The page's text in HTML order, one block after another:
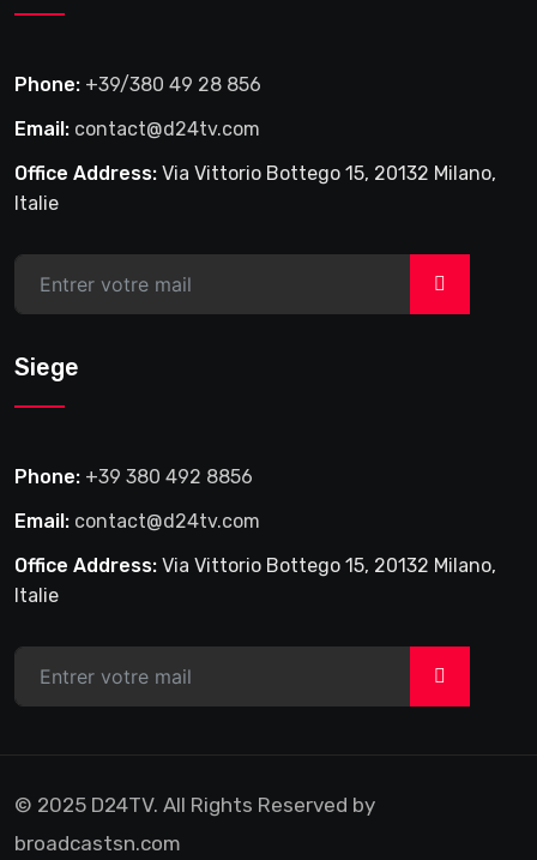
Phone: +39/380 49 28 856
Email: contact@d24tv.com
Office Address: Via Vittorio Bottego 15, 20132 Milano,
Italie
>
Siege
Phone: +39 380 492 8856
Email: contact@d24tv.com
Office Address: Via Vittorio Bottego 15, 20132 Milano,
Italie
>
© 2025 D24TV. All Rights Reserved by
broadcastsn.com